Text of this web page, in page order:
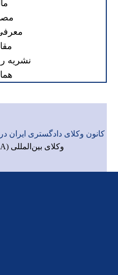
نشریه
کانون وکلای دادگستری ایران در سال ۱۳۲۹
وکلای بین‌المللی (IBA)